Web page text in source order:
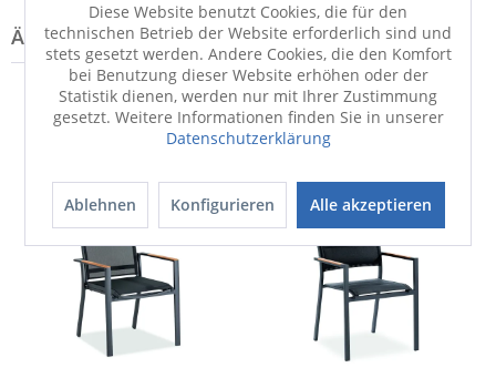
Diese Website benutzt Cookies, die für den
technischen Betrieb der Website erforderlich sind und
stets gesetzt werden. Andere Cookies, die den Komfort
bei Benutzung dieser Website erhöhen oder der
Statistik dienen, werden nur mit Ihrer Zustimmung
gesetzt. Weitere Informationen finden Sie in unserer
Datenschutzerklärung
Ablehnen Konfigurieren Alle akzeptieren